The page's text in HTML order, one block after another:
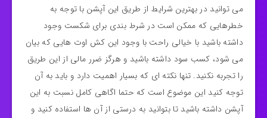
می توانید در بهترین شرایط از طریق این آپشن با توجه به
خطرهایی که ممکن است در شرط بندی برای شکست وجود
داشته باشید با خیالی راحت با وجود این کش اوت هایی که بیان
می شود، کسب سود داشته باشید و هرگز ضرر مالی از این طریق
را تجربه نکنید. تنها نکته ای که بسیار اهمیت دارد و باید به آن
توجه کنید این موضوع است که حتما اگاهی کامل نسبت به این
آپشن داشته باشید تا بتوانید به درستی از آن ها استفاده کنید و